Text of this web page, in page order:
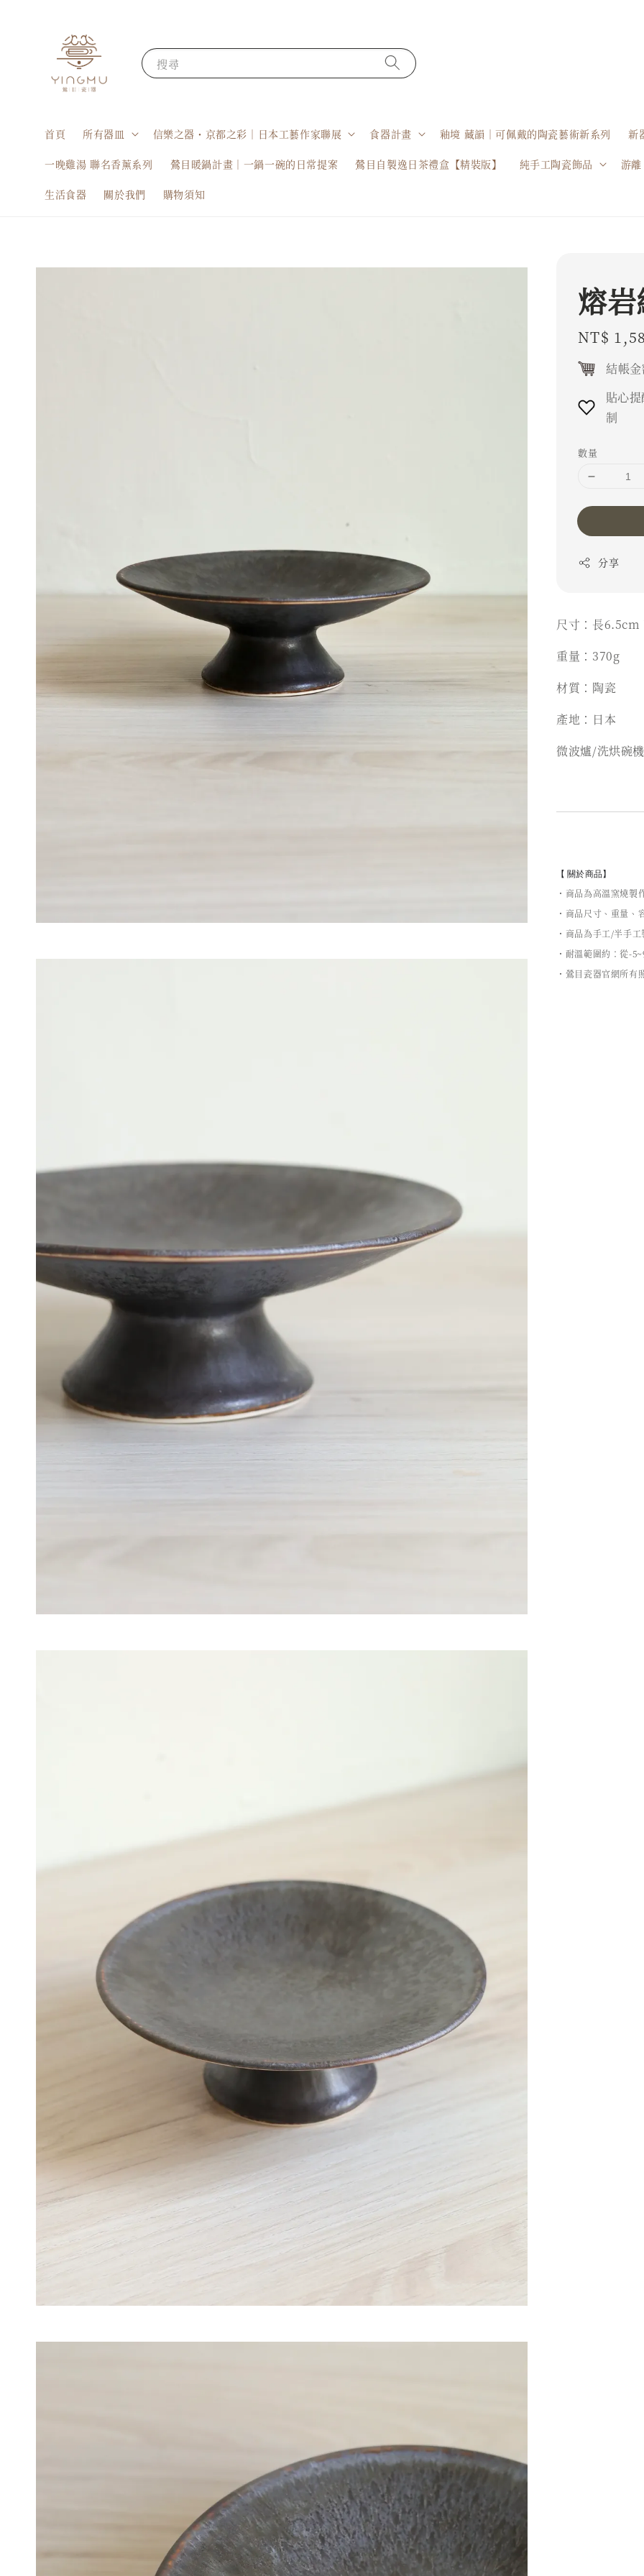
搜尋
首頁 所有器皿 信樂之器・京都之彩｜日本工藝作家聯展 食器計畫 釉境 藏韻｜可佩戴的陶瓷藝術新系列 新
一晚雞湯 聯名香薰系列 鶯目暖鍋計畫｜一鍋一碗的日常提案 鶯目自製逸日茶禮盒【精裝版】 純手工陶瓷飾品 游
生活食器 關於我們 購物須知
熔
Regular
price
NT$
結帳
貼心
制
數量
分享
尺寸：長6.5cm
重量：370g
材質：陶瓷
產地：日本
微波爐/洗烘碗
【 關於商品】
・商品為高溫窯燒製
・商品尺寸、重量
・商品為手工/半手
・耐溫範圍約：從-
・鶯目瓷器官網所有